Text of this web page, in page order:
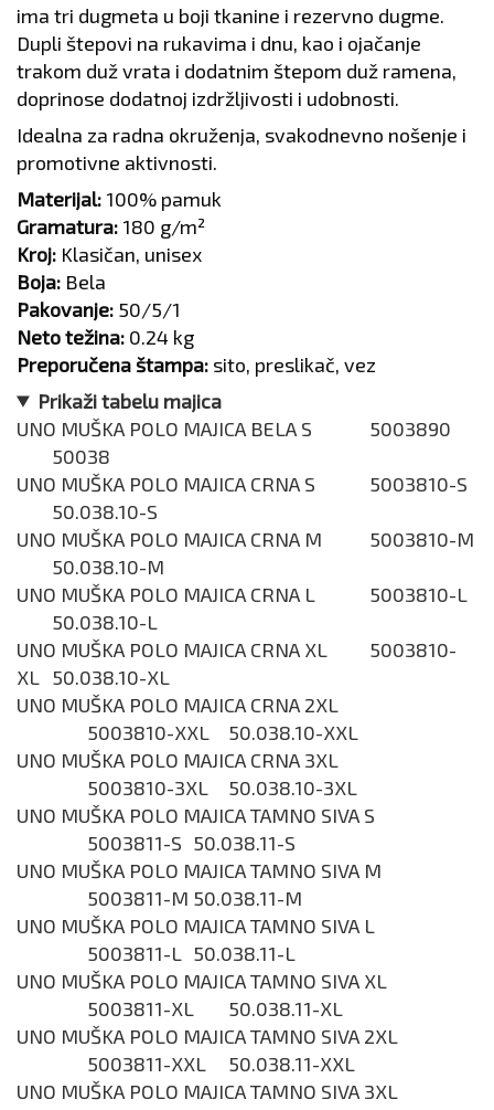
ima tri dugmeta u boji tkanine i rezervno dugme.
Dupli štepovi na rukavima i dnu, kao i ojačanje
trakom duž vrata i dodatnim štepom duž ramena,
doprinose dodatnoj izdržljivosti i udobnosti.
Idealna za radna okruženja, svakodnevno nošenje i
promotivne aktivnosti.
Materijal: 100% pamuk
Gramatura: 180 g/m²
Kroj: Klasičan, unisex
Boja: Bela
Pakovanje: 50/5/1
Neto težina: 0.24 kg
Preporučena štampa: sito, preslikač, vez
Prikaži tabelu majica
UNO MUŠKA POLO MAJICA BELA S
5003890
50038
UNO MUŠKA POLO MAJICA CRNA S
5003810-S
50.038.10-S
UNO MUŠKA POLO MAJICA CRNA M
5003810-M
50.038.10-M
UNO MUŠKA POLO MAJICA CRNA L
5003810-L
50.038.10-L
UNO MUŠKA POLO MAJICA CRNA XL
5003810-
XL 50.038.10-XL
UNO MUŠKA POLO MAJICA CRNA 2XL
5003810-XXL
50.038.10-XXL
UNO MUŠKA POLO MAJICA CRNA 3XL
5003810-3XL
50.038.10-3XL
UNO MUŠKA POLO MAJICA TAMNO SIVA S
5003811-S 50.038.11-S
UNO MUŠKA POLO MAJICA TAMNO SIVA M
5003811-M 50.038.11-M
UNO MUŠKA POLO MAJICA TAMNO SIVA L
5003811-L 50.038.11-L
UNO MUŠKA POLO MAJICA TAMNO SIVA XL
5003811-XL
50.038.11-XL
UNO MUŠKA POLO MAJICA TAMNO SIVA 2XL
5003811-XXL
50.038.11-XXL
UNO MUŠKA POLO MAJICA TAMNO SIVA 3XL